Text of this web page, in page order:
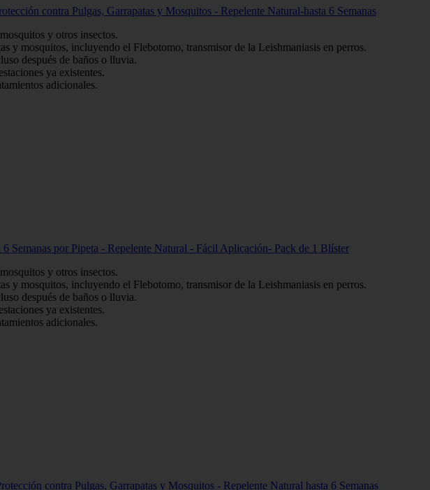
contra Pulgas, Garrapatas y Mosquitos - Repelente Natural-hasta 6 Semanas
y otros insectos.
y mosquitos, incluyendo el Flebotomo, transmisor de la Leishmaniasis en perros.
después de baños o lluvia.
ya existentes.
adicionales.
Semanas por Pipeta - Repelente Natural - Fácil Aplicación- Pack de 1 Blíster
y otros insectos.
y mosquitos, incluyendo el Flebotomo, transmisor de la Leishmaniasis en perros.
después de baños o lluvia.
ya existentes.
adicionales.
contra Pulgas, Garrapatas y Mosquitos - Repelente Natural hasta 6 Semanas